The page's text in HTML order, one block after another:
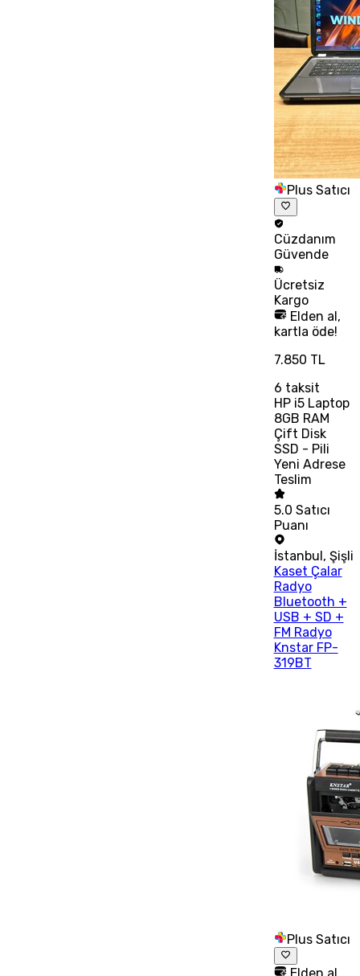
Plus Satıcı
Cüzdanım
Güvende
Ücretsiz
Kargo
Elden al,
kartla öde!
7.850 TL
6 taksit
HP i5 Laptop
8GB RAM
Çift Disk
SSD - Pili
Yeni Adrese
Teslim
5.0 Satıcı
Puanı
İstanbul, Şişli
Kaset Çalar
Radyo
Bluetooth +
USB + SD +
FM Radyo
Knstar FP-
319BT
Plus Satıcı